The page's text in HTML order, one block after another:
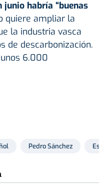
junio habría “buenas
quiere ampliar la
la industria vasca
de descarbonización.
6.000
Pedro Sánchez